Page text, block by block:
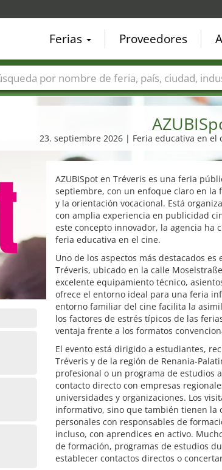
23. septiembre 2026 | Feria educativa en
AZUBISpot en Tréveris es una feria
septiembre, con un enfoque claro en la
y la orientación vocacional. Está
con amplia experiencia en publicidad
este concepto innovador, la agencia ha
feria educativa en el cine.
Uno de los aspectos más destacados
Tréveris, ubicado en la calle
excelente equipamiento técnico,
ofrece el entorno ideal para una feria
entorno familiar del cine facilita la
los factores de estrés típicos de las
ventaja frente a los formatos
El evento está dirigido a estudiantes,
Tréveris y de la región de Renania-
profesional o un programa de estudios
contacto directo con empresas
universidades y organizaciones. Los
informativo, sino que también tienen la
personales con responsables de
incluso, con aprendices en activo.
de formación, programas de estudios
establecer contactos directos o
Ferias Proveedores
Nombres de ferias Países Ciudades